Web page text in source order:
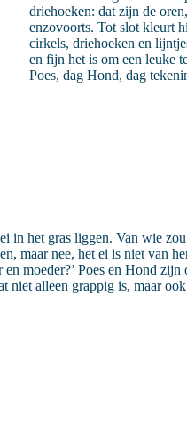
driehoeken: dat zijn de
enzovoorts. Tot slot kleurt
cirkels, driehoeken en
en fijn het is om een leuke
Poes, dag Hond, dag
in het gras liggen. Van wie
maar nee, het ei is niet van
moeder?’ Poes en Hond
alleen grappig is, maar